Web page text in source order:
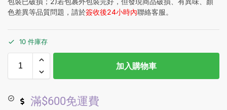
色差異等品質問題，請於簽收後24小時內聯絡客服。
10 件庫存
加入購物車
滿$600免運費